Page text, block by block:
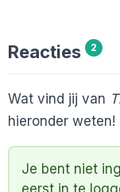
Reacties 2
Wat vind jij van
hieronder weten!
Je bent niet
eerst in te